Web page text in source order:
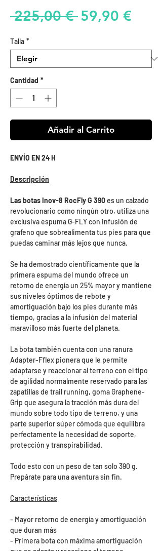
225,00 € Precio
59,90 €
Talla *
Cantidad *
Añadir al Carrito
ENVÍO EN 24 H
Descripción
Las botas Inov-8 RocFly G 390es un calzado
revolucionario como ningún otro, utiliza una
exclusiva espuma G-FLY con infusión de
grafeno que sobrealimenta tus pies para que
puedas caminar más lejos que nunca.
Se ha demostrado científicamente que la
primera espuma del mundo ofrece un
retorno de energía un 25% mayor y mantiene
sus niveles óptimos de rebote y
amortiguación bajo los pies durante más
tiempo, gracias a la infusión del material
maravilloso más fuerte del planeta.
La bota también cuenta con una ranura
Adapter-Fflex pionera que le permite
adaptarse y reaccionar al terreno con el tipo
de agilidad normalmente reservado para las
zapatillas de trail running, goma Graphene-
Grip que asegura la tracción más dura del
mundo sobre todo tipo de terreno, y una
parte superior súper cómoda que equilibra
perfectamente la necesidad de soporte,
protección y transpirabilidad.
Todo esto con un peso de tan solo 390 g.
Prepárate para una aventura sin fin.
Características
- Mayor retorno de energía y amortiguación
que duran más
- Primera bota con máxima amortiguación